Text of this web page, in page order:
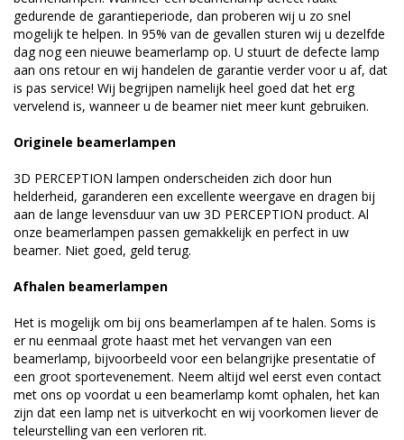
gedurende de garantieperiode, dan proberen wij u zo snel
mogelijk te helpen. In 95% van de gevallen sturen wij u dezelfde
dag nog een nieuwe beamerlamp op. U stuurt de defecte lamp
aan ons retour en wij handelen de garantie verder voor u af, dat
is pas service! Wij begrijpen namelijk heel goed dat het erg
vervelend is, wanneer u de beamer niet meer kunt gebruiken.
Originele beamerlampen
3D PERCEPTION lampen onderscheiden zich door hun
helderheid, garanderen een excellente weergave en dragen bij
aan de lange levensduur van uw 3D PERCEPTION product. Al
onze beamerlampen passen gemakkelijk en perfect in uw
beamer. Niet goed, geld terug.
Afhalen beamerlampen
Het is mogelijk om bij ons beamerlampen af te halen. Soms is
er nu eenmaal grote haast met het vervangen van een
beamerlamp, bijvoorbeeld voor een belangrijke presentatie of
een groot sportevenement. Neem altijd wel eerst even contact
met ons op voordat u een beamerlamp komt ophalen, het kan
zijn dat een lamp net is uitverkocht en wij voorkomen liever de
teleurstelling van een verloren rit.